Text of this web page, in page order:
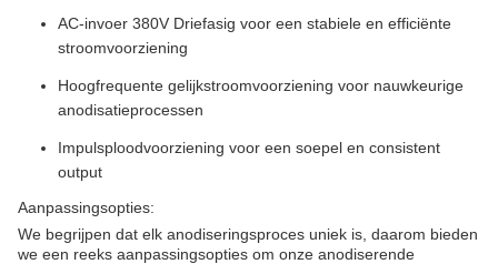
AC-invoer 380V Driefasig voor een stabiele en efficiënte
stroomvoorziening
Hoogfrequente gelijkstroomvoorziening voor nauwkeurige
anodisatieprocessen
Impulsploodvoorziening voor een soepel en consistent
output
Aanpassingsopties:
We begrijpen dat elk anodiseringsproces uniek is, daarom bieden
we een reeks aanpassingsopties om onze anodiserende